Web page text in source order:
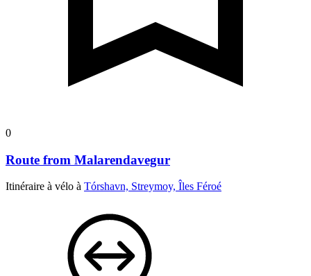
0
Route from Malarendavegur
Itinéraire à vélo à Tórshavn, Streymoy, Îles Féroé